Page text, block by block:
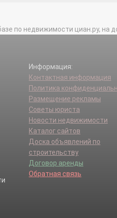
д.
д.
Озера д.
д.
п.
лесничества п.
д.
по недвижимости циан.ру, на
Информация:
Контактная информация
Политика
Размещение рекламы
Советы юриста
Новости недвижимости
Каталог сайтов
Доска объявлений по
строительству
Договор аренды
Обратная связь